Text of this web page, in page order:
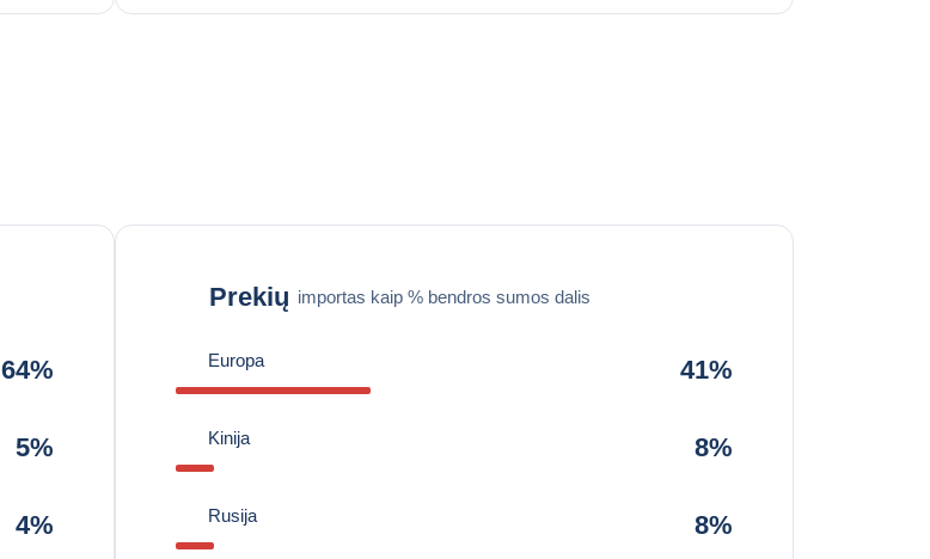
64%
5%
4%
Prekių importas kaip % bendros sumos dalis
Europa 41%
Kinija 8%
Rusija 8%